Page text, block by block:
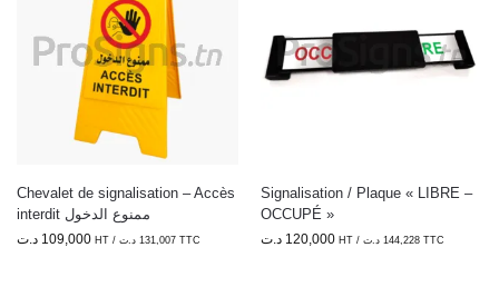
Chevalet de signalisation – Accès
interdit ممنوع الدخول
109,000 د.ت HT / 131,007 د.ت TTC
Signalisation / Plaque « LIBRE –
OCCUPÉ »
120,000 د.ت HT / 144,228 د.ت TTC